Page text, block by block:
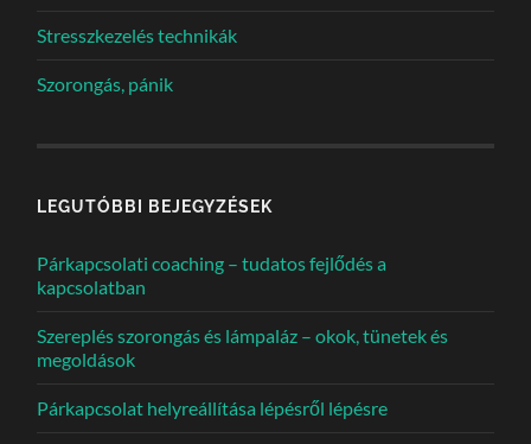
Stresszkezelés technikák
Szorongás, pánik
LEGUTÓBBI BEJEGYZÉSEK
Párkapcsolati coaching – tudatos fejlődés a
kapcsolatban
Szereplés szorongás és lámpaláz – okok, tünetek és
megoldások
Párkapcsolat helyreállítása lépésről lépésre